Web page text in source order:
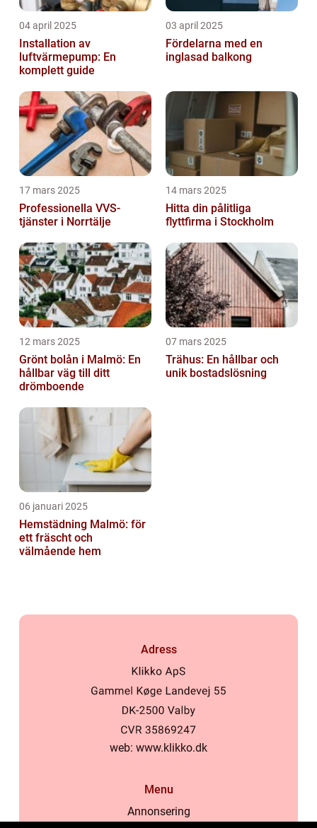
04 april 2025
Installation av
luftvärmepump: En
komplett guide
03 april 2025
Fördelarna med en
inglasad balkong
17 mars 2025
Professionella VVS-
tjänster i Norrtälje
14 mars 2025
Hitta din pålitliga
flyttfirma i Stockholm
12 mars 2025
Grönt bolån i Malmö: En
hållbar väg till ditt
drömboende
07 mars 2025
Trähus: En hållbar och
unik bostadslösning
06 januari 2025
Hemstädning Malmö: för
ett fräscht och
välmående hem
Adress
web: www.klikko.dk
Menu
Annonsering